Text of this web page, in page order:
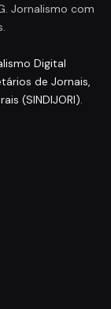
Jornalismo com
Digital
de Jornais,
(SINDIJORI).